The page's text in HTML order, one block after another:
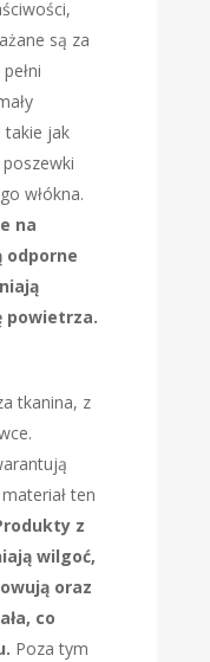
są za
takie jak
włókna.
na
odporne
powietrza.
tkanina, z
ten
z
wilgoć,
oraz
co
Poza tym